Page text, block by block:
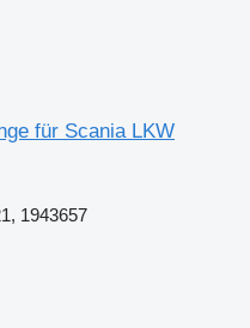
für Scania LKW
1943657